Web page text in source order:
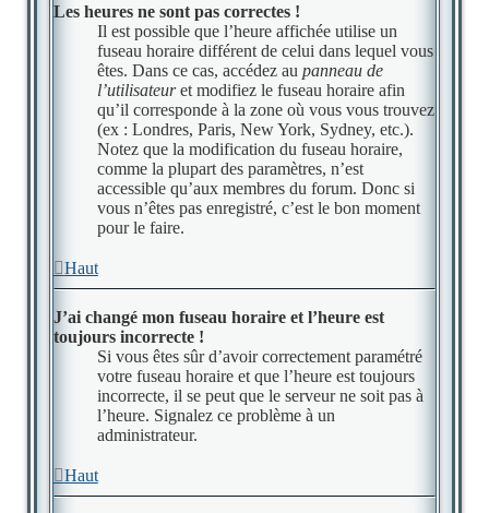
Les heures ne sont pas correctes !
Il est possible que l’heure affichée utilise un
fuseau horaire différent de celui dans lequel vous
êtes. Dans ce cas, accédez au panneau de
l’utilisateuret modifiez le fuseau horaire afin
qu’il corresponde à la zone où vous vous trouvez
(ex : Londres, Paris, New York, Sydney, etc.).
Notez que la modification du fuseau horaire,
comme la plupart des paramètres, n’est
accessible qu’aux membres du forum. Donc si
vous n’êtes pas enregistré, c’est le bon moment
pour le faire.
Haut
J’ai changé mon fuseau horaire et l’heure est
toujours incorrecte !
Si vous êtes sûr d’avoir correctement paramétré
votre fuseau horaire et que l’heure est toujours
incorrecte, il se peut que le serveur ne soit pas à
l’heure. Signalez ce problème à un
administrateur.
Haut